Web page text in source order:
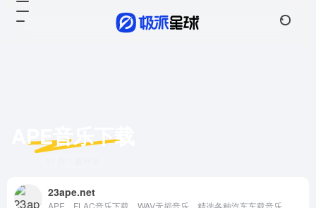
APE音乐下载
23ape.net